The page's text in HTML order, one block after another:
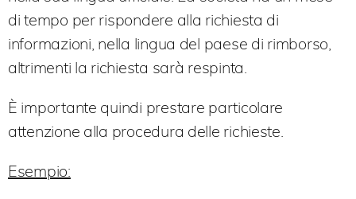
di tempo per rispondere alla richiesta di
informazioni, nella lingua del paese di rimborso,
altrimenti la richiesta sarà respinta.
È importante quindi prestare particolare
attenzione alla procedura delle richieste.
Esempio: